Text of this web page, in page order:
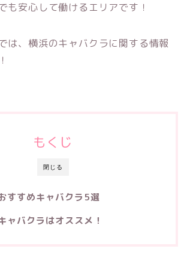
も安心して働けるエリアです！
は、横浜のキャバクラに関する情報
閉じる
もくじ
すすめキャバクラ5選
ャバクラはオススメ！